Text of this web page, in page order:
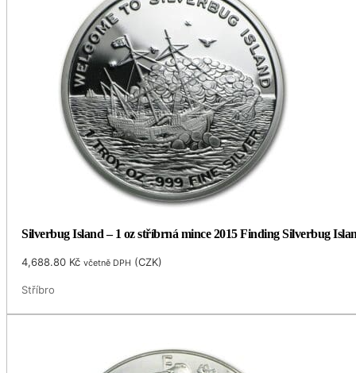
Silverbug Island – 1 oz stříbrná mince 2015 Finding Silverbug
4,688.80 Kč včetně DPH (CZK)
Stříbro